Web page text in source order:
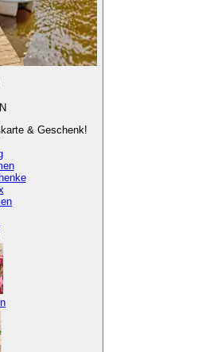
& Geschenk!